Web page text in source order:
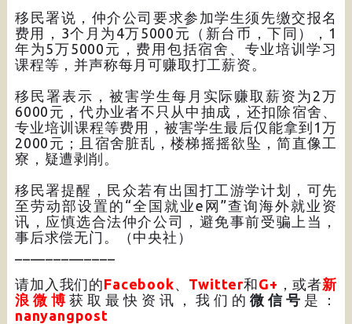
移民署说，仲介公司要求参加学生须先缴交报名
费用，3个月为4万5000元（新台币，下同），1
年为5万5000元，费用包括宿舍、专业培训学习
课程等，并声称每月可赚取打工薪资。
移民署表示，被害学生每月实际赚取薪资为2万
6000元，代办业者不只从中抽成，还扣除宿舍、
专业培训课程等费用，被害学生最后仅能拿到1万
2000元；且宿舍脏乱，楼梯摇摇欲坠，简直像工
寮，疑遭剥削。
移民署提醒，民众若有出国打工游学计划，可先
至劳动部设置的“全国就业e网”查询海外就业资
讯，应慎选合法仲介公司，避免事前受骗上当，
事后求偿无门。（中央社）
请加入我们的Facebook、 Twitter和G+ ，或者新
浪微博 获取最快资讯，我们的微信号 是：
nanyangpost